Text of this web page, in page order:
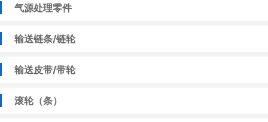
气源处理零件
输送链条/链轮
输送皮带/带轮
滚轮（条）